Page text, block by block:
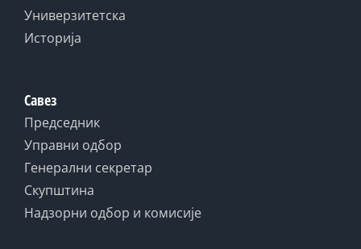
Универзитетска
Историја
Савез
Председник
Управни одбор
Генерални секретар
Скупштина
Надзорни одбор и комисије